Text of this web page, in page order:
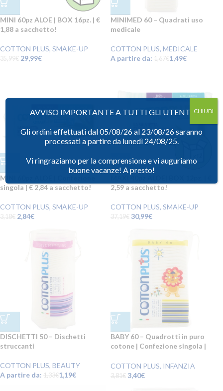
MINI 60pz ALOE | BOX 16pz. | €
1,88 a sacchetto!
COTTON PLUS, SMAKE-UP
35,99€ 29,99€
MINIMED 60 – Quadrati uso
medicale
COTTON PLUS, MEDICALE
A partire da: 1,67€1,49€
MINI 60pz ALOE | Confezione
singola | € 2,84 a sacchetto!
COTTON PLUS, SMAKE-UP
3,18€ 2,84€
2,59 a sacchetto!
COTTON PLUS, SMAKE-UP
37,19€ 30,99€
DISCHETTI 50 – Dischetti
struccanti
COTTON PLUS, BEAUTY
A partire da: 1,33€1,19€
BABY 60 – Quadrotti in puro
cotone | Confezione singola |
COTTON PLUS, INFANZIA
3,81€ 3,40€
AVVISO IMPORTANTE A TUTTI GLI UTENTI
Gli ordini effettuati dal 05/08/26 al 23/08/26 saranno
processati a partire da lunedì 24/08/25.
Vi ringraziamo per la comprensione e vi auguriamo
buone vacanze! A presto!
CHIUDI